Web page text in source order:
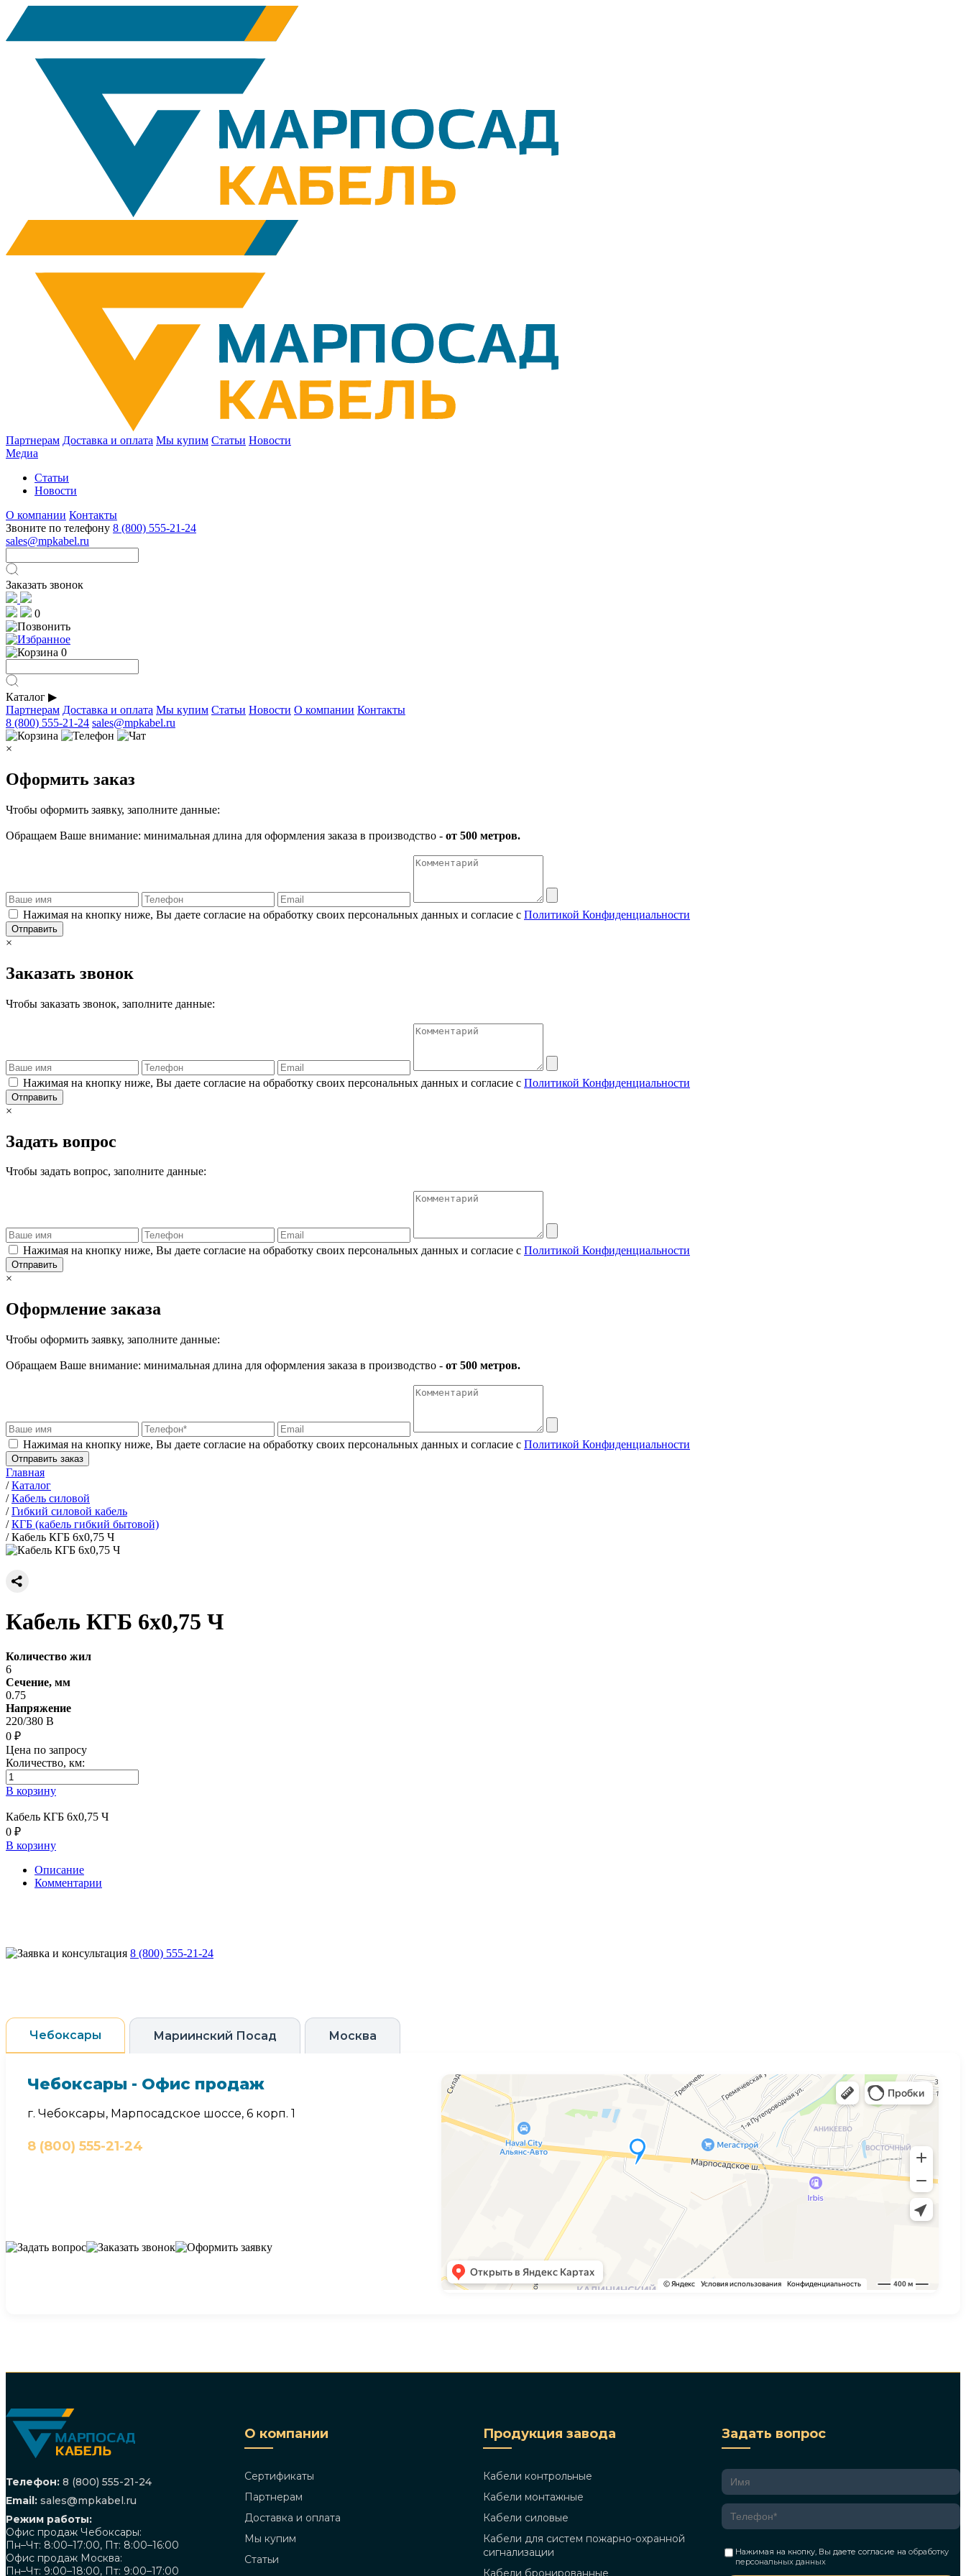
Партнерам Доставка и оплата Мы купим Статьи Новости
Медиа
Статьи
Новости
О компании Контакты
Звоните по телефону 8 (800) 555-21-24
sales@mpkabel.ru
Заказать звонок
0
0
Каталог ▶
Партнерам Доставка и оплата Мы купим Статьи Новости О компании Контакты
8 (800) 555-21-24 sales@mpkabel.ru
×
Оформить заказ
Чтобы оформить заявку, заполните данные:
Обращаем Ваше внимание: минимальная длина для оформления заказа в производство - от 500 метров.
Нажимая на кнопку ниже, Вы даете согласие на обработку своих персональных данных и согласие с Политикой Конфиденциальности
Отправить
×
Заказать звонок
Чтобы заказать звонок, заполните данные:
Нажимая на кнопку ниже, Вы даете согласие на обработку своих персональных данных и согласие с Политикой Конфиденциальности
Отправить
×
Задать вопрос
Чтобы задать вопрос, заполните данные:
Нажимая на кнопку ниже, Вы даете согласие на обработку своих персональных данных и согласие с Политикой Конфиденциальности
Отправить
×
Оформление заказа
Чтобы оформить заявку, заполните данные:
Обращаем Ваше внимание: минимальная длина для оформления заказа в производство - от 500 метров.
Нажимая на кнопку ниже, Вы даете согласие на обработку своих персональных данных и согласие с Политикой Конфиденциальности
Отправить заказ
Главная
/Каталог
/Кабель силовой
/Гибкий силовой кабель
/КГБ (кабель гибкий бытовой)
/Кабель КГБ 6х0,75 Ч
Кабель КГБ 6х0,75 Ч
Количество жил
6
Сечение, мм
0.75
Напряжение
220/380 В
0 ₽
Цена по запросу
Количество, км:
В корзину
Кабель КГБ 6х0,75 Ч
0 ₽
В корзину
Описание
Комментарии
8 (800) 555-21-24
Чебоксары Мариинский Посад Москва
Чебоксары - Офис продаж
г. Чебоксары, Марпосадское шоссе, 6 корп. 1
8 (800) 555-21-24
Телефон: 8 (800) 555-21-24
Email: sales@mpkabel.ru
Режим работы:
Офис продаж Чебоксары:
Пн–Чт: 8:00–17:00, Пт: 8:00–16:00
Офис продаж Москва:
Пн–Чт: 9:00–18:00, Пт: 9:00–17:00
О компании
Сертификаты
Партнерам
Доставка и оплата
Мы купим
Статьи
Продукция завода
Кабели контрольные
Кабели монтажные
Кабели силовые
Кабели для систем пожарно-охранной
сигнализации
Кабели бронированные
Задать вопрос
Нажимая на кнопку, Вы даете согласие на обработку
персональных данных